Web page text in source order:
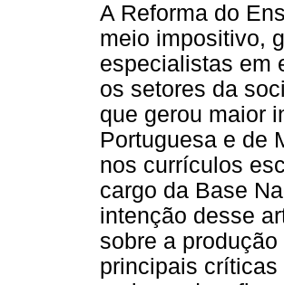
A Reforma do
meio impositivo,
especialistas em
os setores da
que gerou maior
Portuguesa e de
nos currículos
cargo da Base
intenção desse
sobre a
principais